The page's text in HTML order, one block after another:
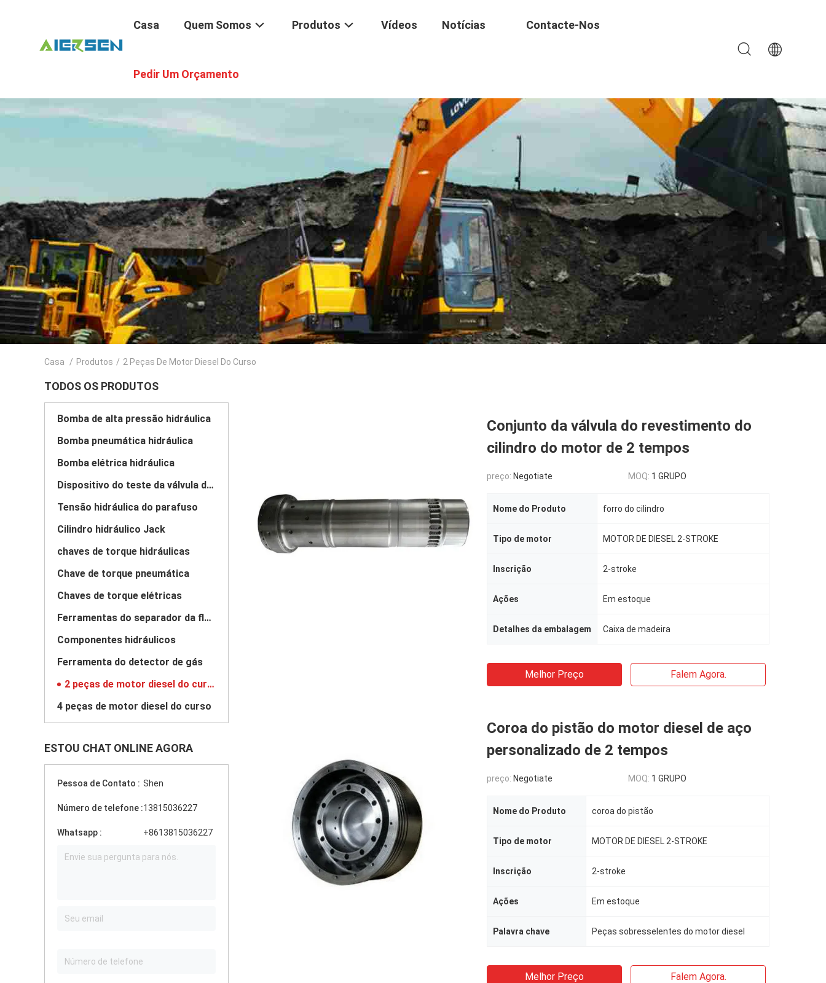
Casa Quem Somos Produtos Vídeos Notícias Contacte-Nos
Pedir Um Orçamento
Casa / Produtos / 2 Peças De Motor Diesel Do Curso
TODOS OS PRODUTOS
Bomba de alta pressão hidráulica
Bomba pneumática hidráulica
Bomba elétrica hidráulica
Dispositivo do teste da válvula do combustível
Tensão hidráulica do parafuso
Cilindro hidráulico Jack
chaves de torque hidráulicas
Chave de torque pneumática
Chaves de torque elétricas
Ferramentas do separador da flange
Componentes hidráulicos
Ferramenta do detector de gás
2 peças de motor diesel do curso
4 peças de motor diesel do curso
ESTOU CHAT ONLINE AGORA
Pessoa de Contato : Shen
Número de telefone :13815036227
Whatsapp : +8613815036227
Conjunto da válvula do revestimento do
cilindro do motor de 2 tempos
preço: Negotiate MOQ: 1 GRUPO
Nome do Produto forro do cilindro
Tipo de motor MOTOR DE DIESEL 2-STROKE
Inscrição 2-stroke
Ações Em estoque
Detalhes da embalagem Caixa de madeira
Melhor Preço Falem Agora.
Coroa do pistão do motor diesel de aço
personalizado de 2 tempos
preço: Negotiate MOQ: 1 GRUPO
Nome do Produto coroa do pistão
Tipo de motor MOTOR DE DIESEL 2-STROKE
Inscrição 2-stroke
Ações Em estoque
Palavra chave Peças sobresselentes do motor diesel
Melhor Preço Falem Agora.